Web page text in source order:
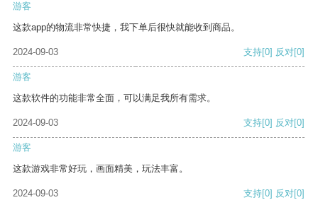
游客
这款app的物流非常快捷，我下单后很快就能收到商品。
2024-09-03 支持[0] 反对[0]
游客
这款软件的功能非常全面，可以满足我所有需求。
2024-09-03 支持[0] 反对[0]
游客
这款游戏非常好玩，画面精美，玩法丰富。
2024-09-03 支持[0] 反对[0]